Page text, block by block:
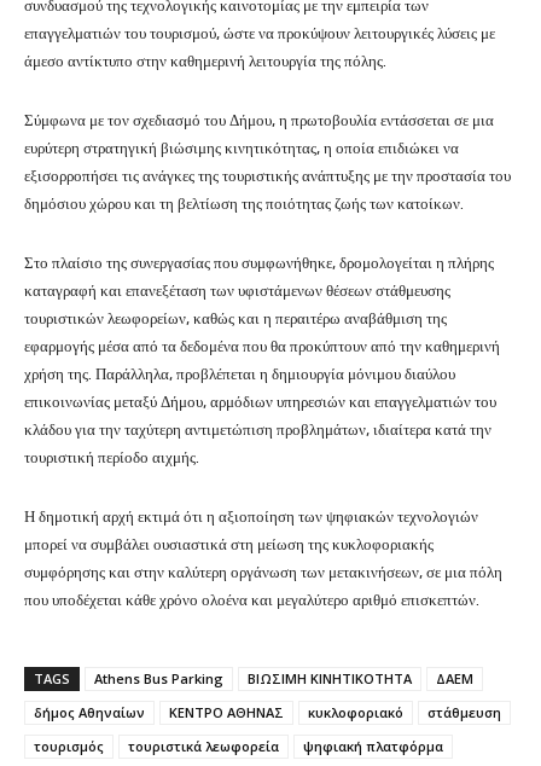
συνδυασμού της τεχνολογικής καινοτομίας με την εμπειρία των
επαγγελματιών του τουρισμού, ώστε να προκύψουν λειτουργικές λύσεις με
άμεσο αντίκτυπο στην καθημερινή λειτουργία της πόλης.
Σύμφωνα με τον σχεδιασμό του Δήμου, η πρωτοβουλία εντάσσεται σε μια
ευρύτερη στρατηγική βιώσιμης κινητικότητας, η οποία επιδιώκει να
εξισορροπήσει τις ανάγκες της τουριστικής ανάπτυξης με την προστασία του
δημόσιου χώρου και τη βελτίωση της ποιότητας ζωής των κατοίκων.
Στο πλαίσιο της συνεργασίας που συμφωνήθηκε, δρομολογείται η πλήρης
καταγραφή και επανεξέταση των υφιστάμενων θέσεων στάθμευσης
τουριστικών λεωφορείων, καθώς και η περαιτέρω αναβάθμιση της
εφαρμογής μέσα από τα δεδομένα που θα προκύπτουν από την καθημερινή
χρήση της. Παράλληλα, προβλέπεται η δημιουργία μόνιμου διαύλου
επικοινωνίας μεταξύ Δήμου, αρμόδιων υπηρεσιών και επαγγελματιών του
κλάδου για την ταχύτερη αντιμετώπιση προβλημάτων, ιδιαίτερα κατά την
τουριστική περίοδο αιχμής.
Η δημοτική αρχή εκτιμά ότι η αξιοποίηση των ψηφιακών τεχνολογιών
μπορεί να συμβάλει ουσιαστικά στη μείωση της κυκλοφοριακής
συμφόρησης και στην καλύτερη οργάνωση των μετακινήσεων, σε μια πόλη
που υποδέχεται κάθε χρόνο ολοένα και μεγαλύτερο αριθμό επισκεπτών.
TAGS Athens Bus Parking ΒΙΩΣΙΜΗ ΚΙΝΗΤΙΚΟΤΗΤΑ
ΔΑΕΜ
δήμος Αθηναίων
ΚΕΝΤΡΟ ΑΘΗΝΑΣ κυκλοφοριακό
στάθμευση
τουρισμός
τουριστικά λεωφορεία ψηφιακή πλατφόρμα